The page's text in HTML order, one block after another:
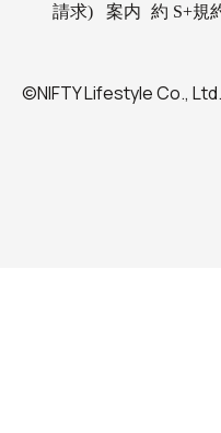
請求)
案内 約 S+規
©NIFTY Lifestyle Co., Ltd.